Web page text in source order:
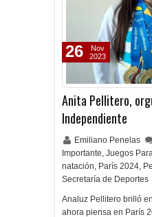
Anita Pellitero,
Independiente
Emiliano Penelas
Importante, Juegos
natación, París 2024,
Secretaría de Deportes
Analuz Pellitero brilló
ahora piensa en París
26
Nov
2023